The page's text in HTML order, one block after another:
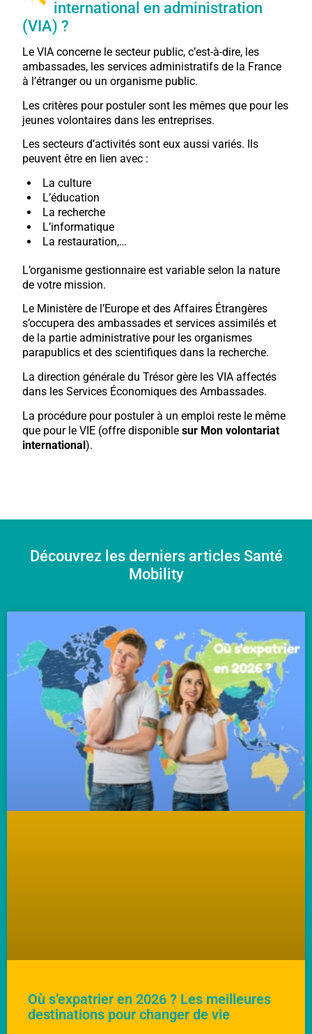
international en administration
(VIA) ?
Le VIA concerne le secteur public, c’est-à-dire, les
ambassades, les services administratifs de la France
à l’étranger ou un organisme public.
Les critères pour postuler sont les mêmes que pour les
jeunes volontaires dans les entreprises.
Les secteurs d’activités sont eux aussi variés. Ils
peuvent être en lien avec :
La culture
L’éducation
La recherche
L’informatique
La restauration,…
L’organisme gestionnaire est variable selon la nature
de votre mission.
Le Ministère de l’Europe et des Affaires Étrangères
s’occupera des ambassades et services assimilés et
de la partie administrative pour les organismes
parapublics et des scientifiques dans la recherche.
La direction générale du Trésor gère les VIA affectés
dans les Services Économiques des Ambassades.
La procédure pour postuler à un emploi reste le même
que pour le VIE (offre disponiblesur Mon volontariat
international).
Découvrez les derniers articles Santé
Mobility
Où s’expatrier en 2026 ? Les meilleures
destinations pour changer de vie